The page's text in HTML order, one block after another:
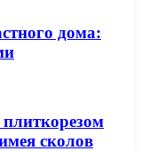
дома:
сколов